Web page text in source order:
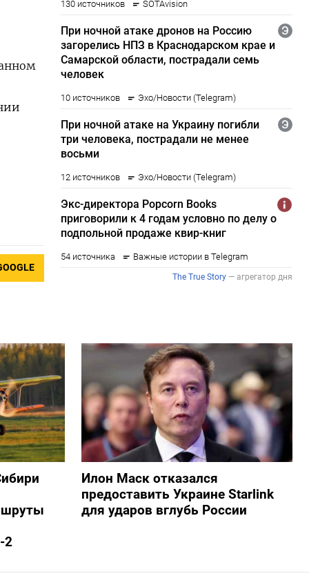
2
Илон Маск отказался
предоставить Украине Starlink
для ударов вглубь России